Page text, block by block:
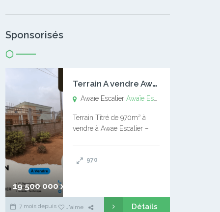
Sponsorisés
19 500 000 xaf
T
errain A vendre Awaïe Escalier
Awaïe EscalierAwaïe Escalier
Terrain Titré de 970m² à
vendre à Awae Escalier –
l’Université Catholique –
970
7 mois depuis J'aime Détails